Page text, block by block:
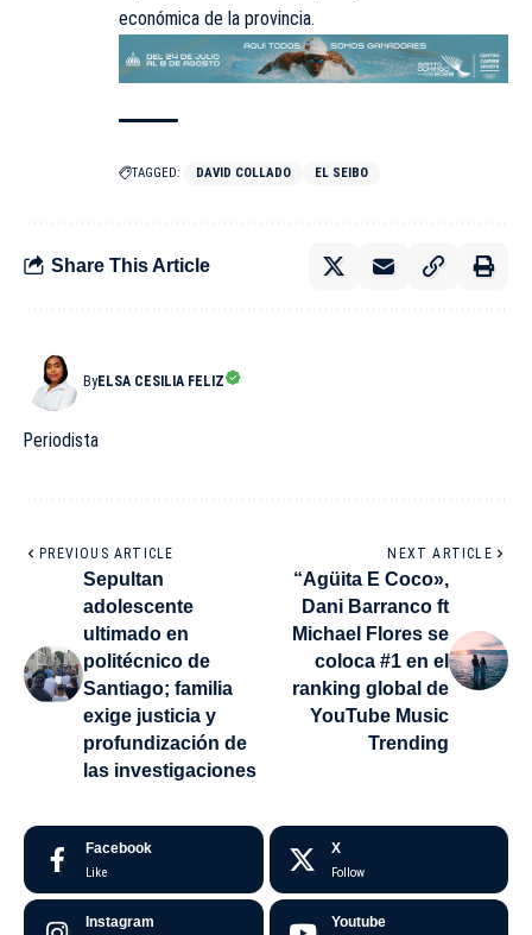
económica de la provincia.
TAGGED: DAVID COLLADO EL SEIBO
Share This Article
ByELSA CESILIA FELIZ
Periodista
PREVIOUS ARTICLE
Sepultan
adolescente
ultimado en
politécnico de
Santiago; familia
exige justicia y
profundización de
las investigaciones
NEXT ARTICLE
“Agüita E Coco»,
Dani Barranco ft
Michael Flores se
coloca #1 en el
ranking global de
YouTube Music
Trending
Facebook
Like
X
Follow
Instagram Youtube